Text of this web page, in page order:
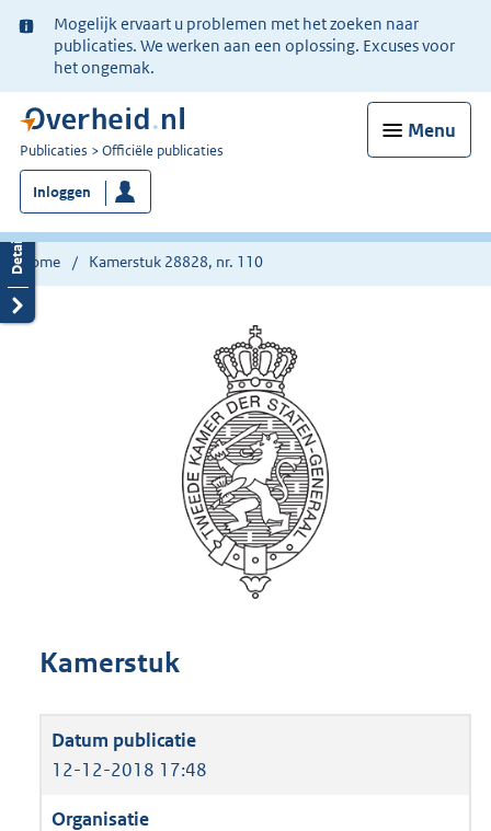
Ter
informatie:
Mogelijk ervaart u problemen met het zoeken naar
publicaties. We werken aan een oplossing. Excuses voor
het ongemak.
Menu
U
bent
nu
hier:
Publicaties Officiële publicaties
Inloggen
Home Kamerstuk 28828, nr. 110
Kamerstuk
12-12-2018 17:48